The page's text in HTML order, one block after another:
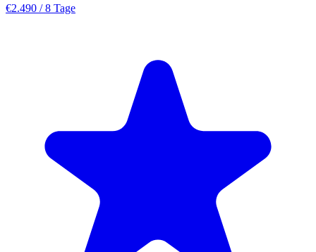
€2.490 / 8 Tage